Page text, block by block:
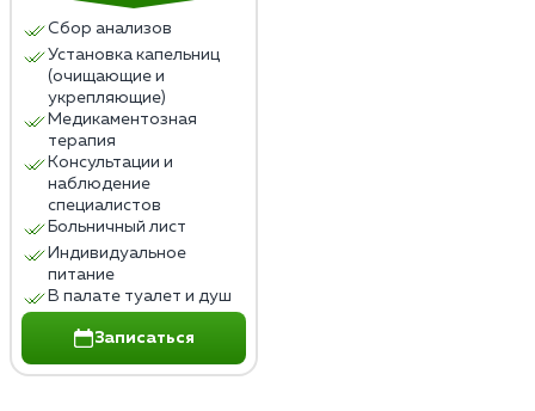
Сбор анализов
Установка капельниц
(очищающие и
укрепляющие)
Медикаментозная
терапия
Консультации и
наблюдение
специалистов
Больничный лист
Индивидуальное
питание
В палате туалет и душ
Записаться